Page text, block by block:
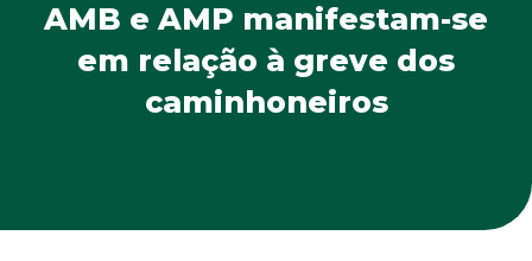
AMB e AMP manifestam-se
em relação à greve dos
caminhoneiros